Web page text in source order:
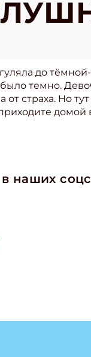
до
темно.
от страха. Но
домой
наших